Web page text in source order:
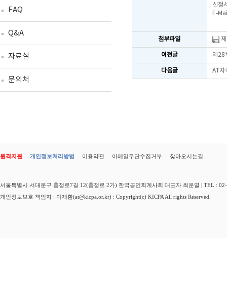
FAQ
Q&A
자료실
문의처
신청
E-
첨부파일
이전글 제28
다음글 AT자
원격지원 개인정보처리방법 이용약관 이메일무단수집거부 찾아오시는길
서울특별시 서대문구 충정로7길 12(충정로 2가) 한국공인회계사회 대표자 최운열 | TEL :
개인정보보호 책임자 : 이재환(at@kicpa.or.kr) : Copyright(c) KICPA All rights Reserved.